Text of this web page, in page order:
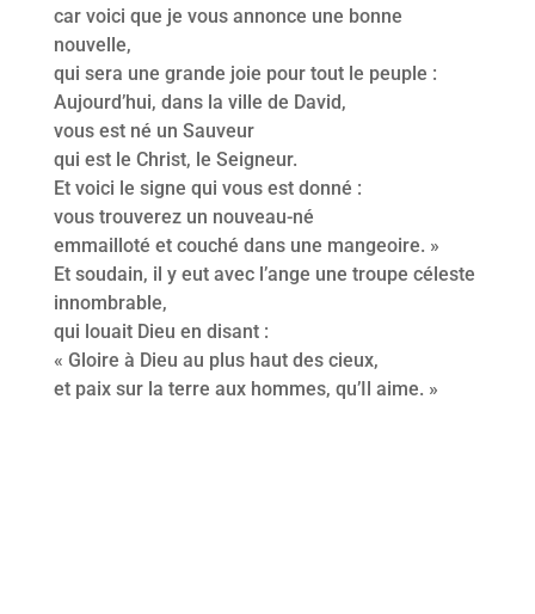
car voici que je vous annonce une bonne
nouvelle,
qui sera une grande joie pour tout le peuple :
Aujourd’hui, dans la ville de David,
vous est né un Sauveur
qui est le Christ, le Seigneur.
Et voici le signe qui vous est donné :
vous trouverez un nouveau-né
emmailloté et couché dans une mangeoire. »
Et soudain, il y eut avec l’ange une troupe céleste
innombrable,
qui louait Dieu en disant :
« Gloire à Dieu au plus haut des cieux,
et paix sur la terre aux hommes, qu’Il aime. »